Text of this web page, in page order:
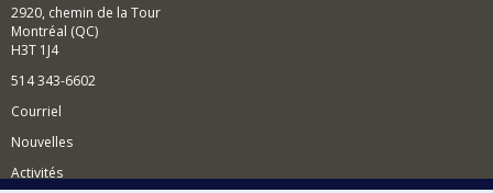
2920, chemin de la Tour
Montréal (QC)
H3T 1J4
514 343-6602
Courriel
Nouvelles
Activités